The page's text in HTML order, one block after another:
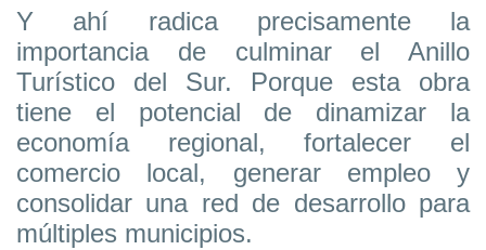
Y ahí radica precisamente la
importancia de culminar el Anillo
Turístico del Sur. Porque esta obra
tiene el potencial de dinamizar la
economía regional, fortalecer el
comercio local, generar empleo y
consolidar una red de desarrollo para
múltiples municipios.